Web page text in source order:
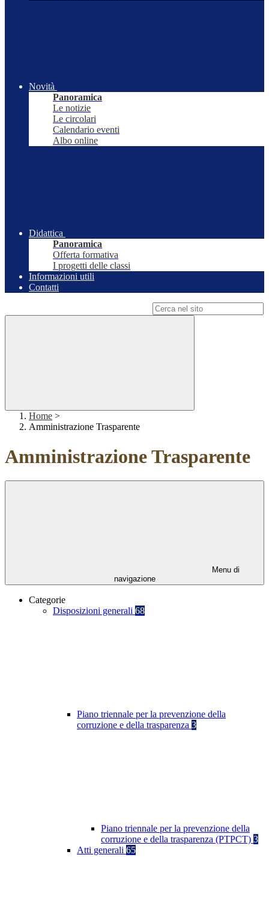
Novità
Panoramica
Le notizie
Le circolari
Calendario eventi
Albo online
Didattica
Panoramica
Offerta formativa
I progetti delle classi
Informazioni utili
Contatti
Home >
Amministrazione Trasparente
Amministrazione Trasparente
Menu di
navigazione
Categorie
Disposizioni generali 68
Piano triennale per la prevenzione della
corruzione e della trasparenza 3
Piano triennale per la prevenzione della
corruzione e della trasparenza (PTPCT) 3
Atti generali 65